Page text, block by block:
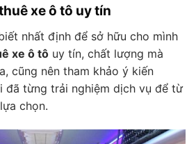
xe ô tô uy tín
nhất định để sở hữu cho mình
xe ô tô uy tín, chất lượng mà
cũng nên tham khảo ý kiến
đã từng trải nghiệm dịch vụ để từ
chọn.